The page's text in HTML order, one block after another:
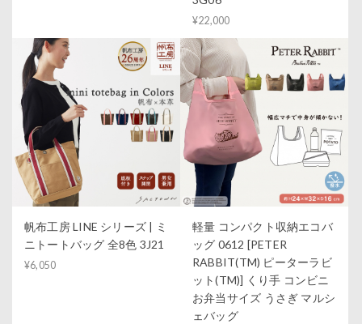
¥22,000
帆布工房 LINE シリーズ | ミ
ニトートバッグ 全8色 3J21
¥6,050
軽量 コンパクト収納エコバ
ッグ 0612 [PETER
RABBIT(TM) ピーターラビ
ット(TM)] くり手 コンビニ
お弁当サイズ うさぎ マルシ
ェバッグ